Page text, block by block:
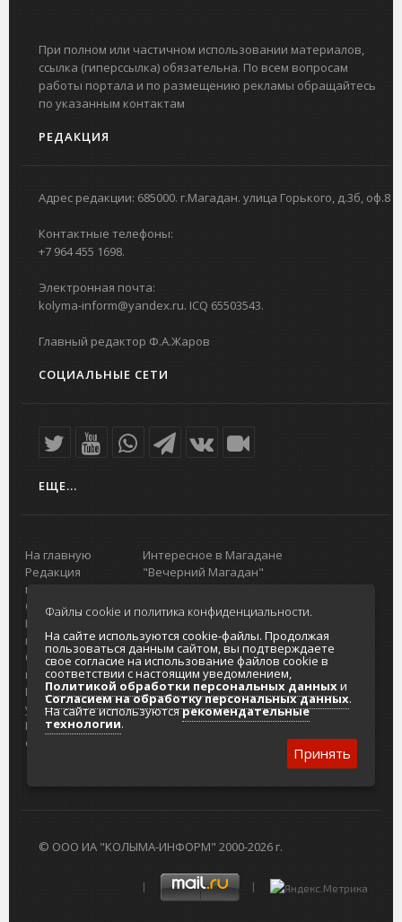
При полном или частичном использовании материалов,
ссылка (гиперссылка) обязательна. По всем вопросам
работы портала и по размещению рекламы обращайтесь
по указанным контактам
РЕДАКЦИЯ
Адрес редакции: 685000. г.Магадан. улица Горького, д.3б, оф.8
Контактные телефоны:
+7 964 455 1698.
Электронная почта:
kolyma-inform@yandex.ru. ICQ 65503543.
Главный редактор Ф.А.Жаров
СОЦИАЛЬНЫЕ СЕТИ
ЕЩЕ...
На главную
Редакция
портала
О проекте
Реклама на
портале
Отзывы и
предложения
Интернет-
услуги
Разработка
сайтов
Интересное в Магадане
"Вечерний Магадан"
Городская доска объявлений
Реклама
Главный туристический портал
Колымы
Политика в отношении обработки
персональных данных
Согласие на обработку персональных
данных
© ООО ИА "КОЛЫМА-ИНФОРМ" 2000-2026 г.
Файлы cookie и политика конфиденциальности.
На сайте используются cookie-файлы. Продолжая
пользоваться данным сайтом, вы подтверждаете
свое согласие на использование файлов cookie в
соответствии с настоящим уведомлением,
Политикой обработки персональных данныхи
Согласием на обработку персональных данных.
На сайте используютсярекомендательные
технологии.
Принять